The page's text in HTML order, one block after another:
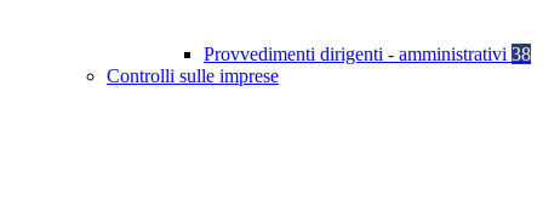
Provvedimenti dirigenti - amministrativi 38
Controlli sulle imprese